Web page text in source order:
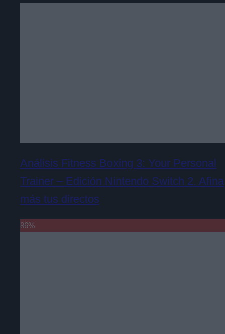
Análisis Fitness Boxing 3: Your Personal
Trainer – Edición Nintendo Switch 2. Afina
más tus directos
86%